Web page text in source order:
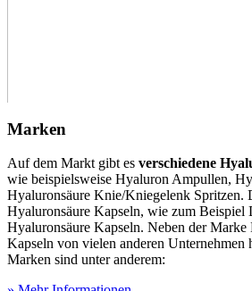
Marken
Auf dem Markt gibt es verschiedene
wie beispielsweise Hyaluron Ampullen,
Hyaluronsäure Knie/Kniegelenk Spritzen.
Hyaluronsäure Kapseln, wie zum Beispiel
Hyaluronsäure Kapseln. Neben der
Kapseln von vielen anderen Unternehmen
Marken sind unter anderem: